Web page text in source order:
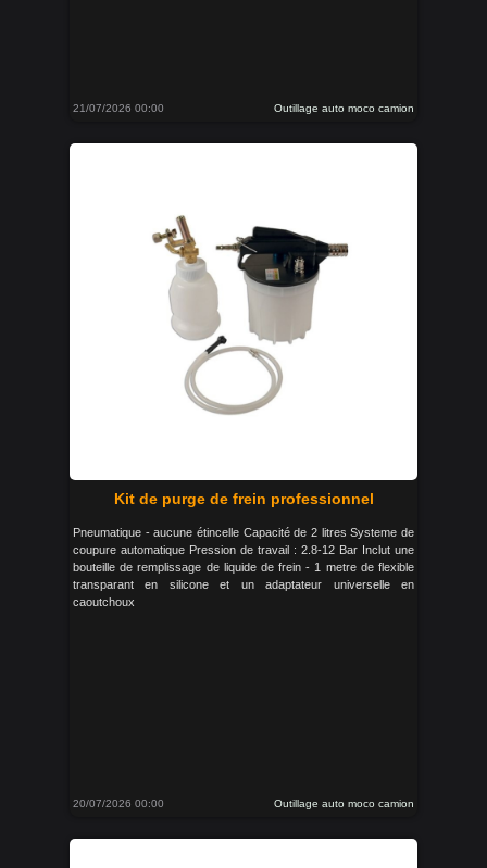
21/07/2026 00:00 Outillage auto moco camion
Kit de purge de frein professionnel
Pneumatique - aucune étincelle Capacité de 2 litres Systeme de
coupure automatique Pression de travail : 2.8-12 Bar Inclut une
bouteille de remplissage de liquide de frein - 1 metre de flexible
transparant en silicone et un adaptateur universelle en
caoutchoux
20/07/2026 00:00 Outillage auto moco camion